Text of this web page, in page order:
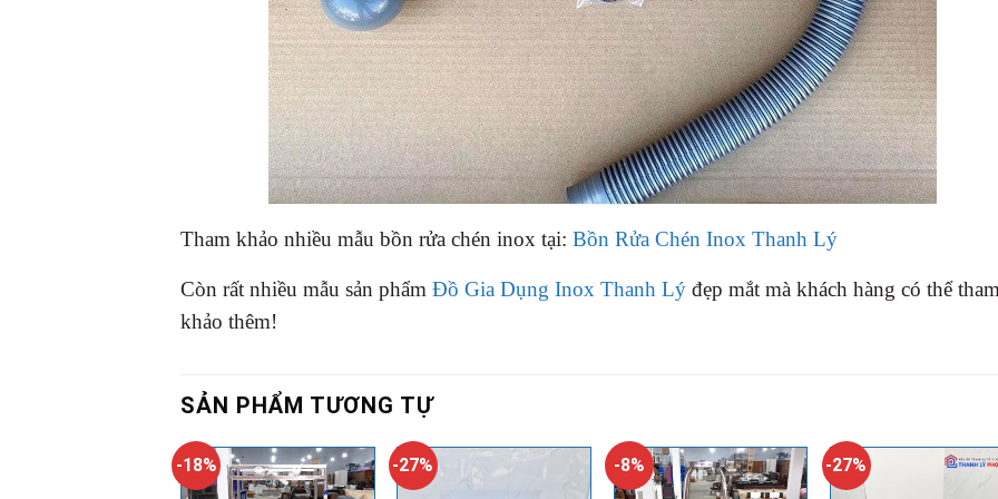
Tham khảo nhiều mẫu bồn rửa chén inox tại: Bồn Rửa Chén Inox Thanh Lý
Còn rất nhiều mẫu sản phẩm Đồ Gia Dụng Inox Thanh Lý đẹp mắt mà khách hàng có thể
khảo thêm!
SẢN PHẨM TƯƠNG TỰ
-18% -27% -8% -27%